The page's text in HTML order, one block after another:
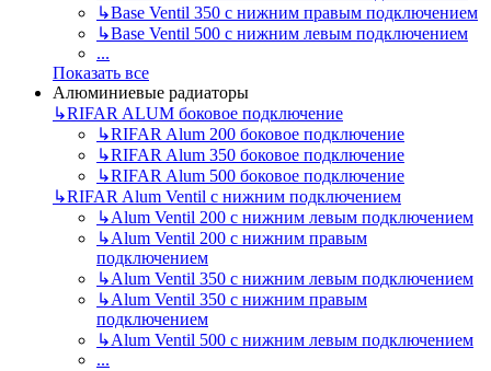
↳Base Ventil 350 с нижним правым подключением
↳Base Ventil 500 с нижним левым подключением
...
Показать все
Алюминиевые радиаторы
↳RIFAR ALUM боковое подключение
↳RIFAR Alum 200 боковое подключение
↳RIFAR Alum 350 боковое подключение
↳RIFAR Alum 500 боковое подключение
↳RIFAR Alum Ventil с нижним подключением
↳Alum Ventil 200 с нижним левым подключением
↳Alum Ventil 200 с нижним правым
подключением
↳Alum Ventil 350 с нижним левым подключением
↳Alum Ventil 350 с нижним правым
подключением
↳Alum Ventil 500 с нижним левым подключением
...